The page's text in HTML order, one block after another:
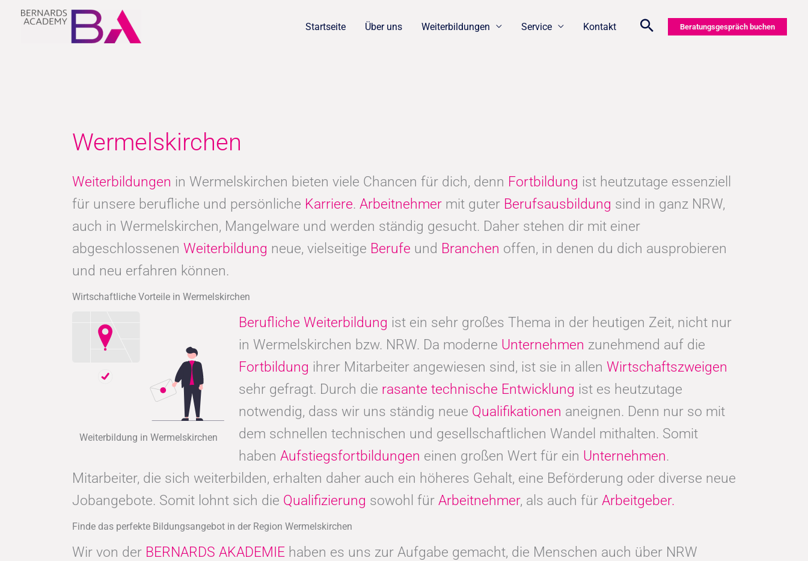
Startseite Über uns Weiterbildungen Service Kontakt Beratungsgespräch buchen
Wermelskirchen
Weiterbildungen in Wermelskirchen bieten viele Chancen für dich, denn Fortbildung ist heutzutage essenziell
für unsere berufliche und persönliche Karriere. Arbeitnehmer mit guter Berufsausbildung sind in ganz NRW,
auch in Wermelskirchen, Mangelware und werden ständig gesucht. Daher stehen dir mit einer
abgeschlossenen Weiterbildung neue, vielseitige Berufe und Branchen offen, in denen du dich ausprobieren
und neu erfahren können.
Wirtschaftliche Vorteile in Wermelskirchen
Weiterbildung in Wermelskirchen
Berufliche Weiterbildung ist ein sehr großes Thema in der heutigen Zeit, nicht nur
in Wermelskirchen bzw. NRW. Da moderne Unternehmen zunehmend auf die
Fortbildung ihrer Mitarbeiter angewiesen sind, ist sie in allen Wirtschaftszweigen
sehr gefragt. Durch die rasante technische Entwicklung ist es heutzutage
notwendig, dass wir uns ständig neue Qualifikationen aneignen. Denn nur so mit
dem schnellen technischen und gesellschaftlichen Wandel mithalten. Somit
haben Aufstiegsfortbildungen einen großen Wert für ein Unternehmen.
Mitarbeiter, die sich weiterbilden, erhalten daher auch ein höheres Gehalt, eine Beförderung oder diverse neue
Jobangebote. Somit lohnt sich die Qualifizierung sowohl für Arbeitnehmer, als auch für Arbeitgeber.
Finde das perfekte Bildungsangebot in der Region Wermelskirchen
Wir von der BERNARDS AKADEMIE haben es uns zur Aufgabe gemacht, die Menschen auch über NRW